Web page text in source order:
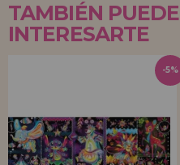
TAMBIÉN PUEDE
INTERESARTE
-5%